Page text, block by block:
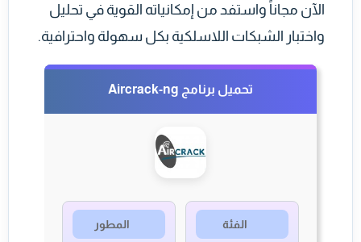
الآن مجاناً واستفد من إمكانياته القوية في تحليل
واختبار الشبكات اللاسلكية بكل سهولة واحترافية.
تحميل برنامج Aircrack-ng
الفئة المطور